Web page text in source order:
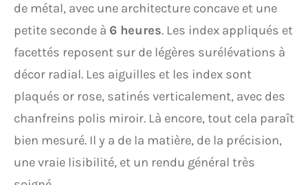
de métal, avec une architecture concave et une
petite seconde à 6 heures. Les index appliqués et
facettés reposent sur de légères surélévations à
décor radial. Les aiguilles et les index sont
plaqués or rose, satinés verticalement, avec des
chanfreins polis miroir. Là encore, tout cela paraît
bien mesuré. Il y a de la matière, de la précision,
une vraie lisibilité, et un rendu général très